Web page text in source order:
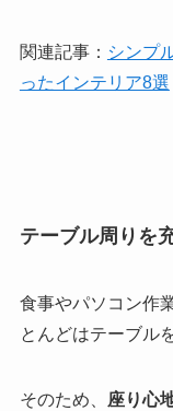
関連記事： シンプ
ったインテリア8選
テーブル周りを
食事やパソコン作
とんどはテーブル
そのため、 座り心